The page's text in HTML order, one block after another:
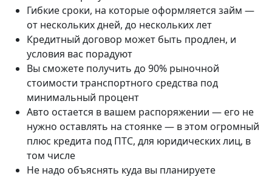
Гибкие сроки, на которые оформляется займ —
от нескольких дней, до нескольких лет
Кредитный договор может быть продлен, и
условия вас порадуют
Вы сможете получить до 90% рыночной
стоимости транспортного средства под
минимальный процент
Авто остается в вашем распоряжении — его не
нужно оставлять на стоянке — в этом огромный
плюс кредита под ПТС, для юридических лиц, в
том числе
Не надо объяснять куда вы планируете